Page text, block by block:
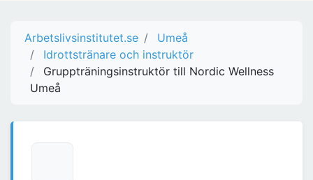
Arbetslivsinstitutet.se
Umeå
Idrottstränare och instruktör
Gruppträningsinstruktör till Nordic Wellness
Umeå